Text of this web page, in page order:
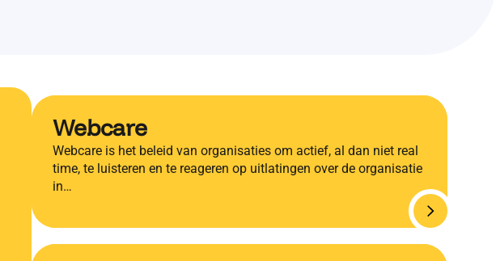
Webcare
Webcare is het beleid van organisaties om actief, al dan niet real
time, te luisteren en te reageren op uitlatingen over de organisatie
in…